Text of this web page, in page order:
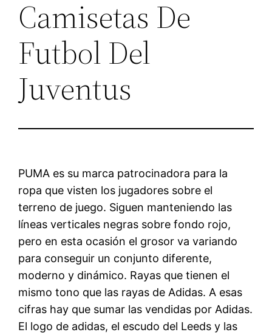
Camisetas De
Futbol Del
Juventus
PUMA es su marca patrocinadora para la
ropa que visten los jugadores sobre el
terreno de juego. Siguen manteniendo las
líneas verticales negras sobre fondo rojo,
pero en esta ocasión el grosor va variando
para conseguir un conjunto diferente,
moderno y dinámico. Rayas que tienen el
mismo tono que las rayas de Adidas. A esas
cifras hay que sumar las vendidas por Adidas.
El logo de adidas, el escudo del Leeds y las